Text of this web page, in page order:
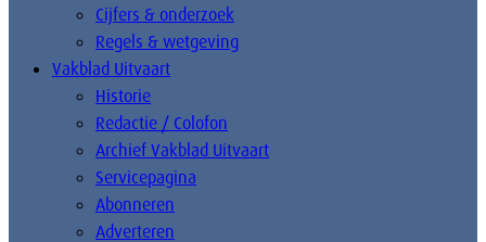
Cijfers & onderzoek
Regels & wetgeving
Vakblad Uitvaart
Historie
Redactie / Colofon
Archief Vakblad Uitvaart
Servicepagina
Abonneren
Adverteren